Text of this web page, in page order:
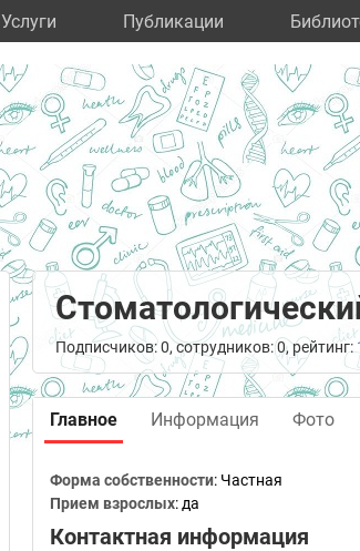
Услуги Публикации
Подписчиков: 0, сотрудников: 0, рейтинг:
Главное Информация Фото
Форма собственности: Частная
Прием взрослых: да
Контактная информация